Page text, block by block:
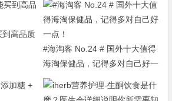
到高品质
#海淘客 No.24 # 国外十大值得
海淘保健品，记得多对自己好一
点！